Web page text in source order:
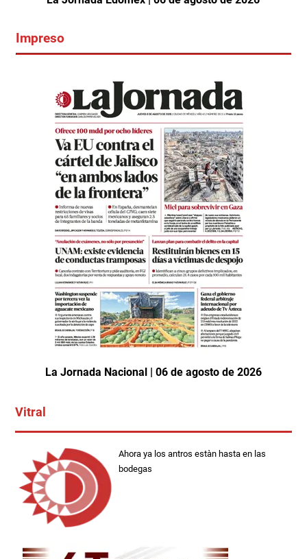
Impreso
La Jornada Nacional | 06 de agosto de 2026
Vitral
Ahora ya los antros estàn hasta en las
bodegas